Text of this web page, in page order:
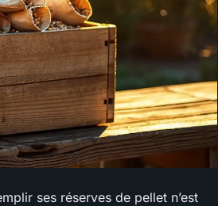
ses réserves de pellet n’est